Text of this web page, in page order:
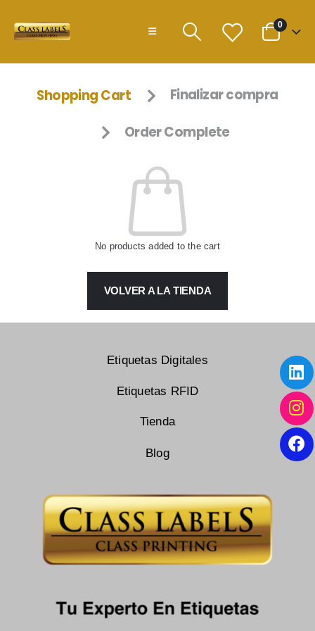
0
Shopping Cart Finalizar compra
Order Complete
No products added to the cart
VOLVER A LA TIENDA
Etiquetas Digitales
Etiquetas RFID
Tienda
Blog